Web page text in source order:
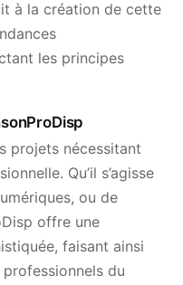
à la création de cette
les principes
projets nécessitant
Qu’il s’agisse
ou de
offre une
faisant ainsi
du